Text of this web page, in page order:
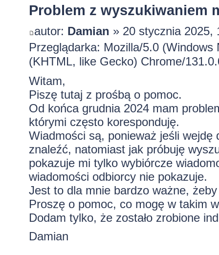
Problem z wyszukiwaniem
autor: Damian » 20 stycznia 2025,
Przeglądarka: Mozilla/5.0
(KHTML, like Gecko) Chrome/
Witam,
Piszę tutaj z prośbą o pomoc.
Od końca grudnia 2024 mam
którymi często koresponduję.
Wiadmości są, ponieważ jeśli
znaleźć, natomiast jak próbuję
pokazuje mi tylko wybiórcze
wiadomości odbiorcy nie pokazuje.
Jest to dla mnie bardzo ważne, żeby
Proszę o pomoc, co mogę w takim
Dodam tylko, że zostało zrobione
Damian